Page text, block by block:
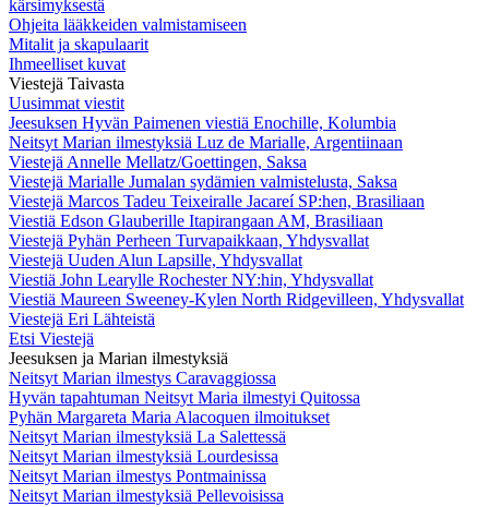
kärsimyksestä
Ohjeita lääkkeiden valmistamiseen
Mitalit ja skapulaarit
Ihmeelliset kuvat
Viestejä Taivasta
Uusimmat viestit
Jeesuksen Hyvän Paimenen viestiä Enochille, Kolumbia
Neitsyt Marian ilmestyksiä Luz de Marialle, Argentiinaan
Viestejä Annelle Mellatz/Goettingen, Saksa
Viestejä Marialle Jumalan sydämien valmistelusta, Saksa
Viestejä Marcos Tadeu Teixeiralle Jacareí SP:hen, Brasiliaan
Viestiä Edson Glauberille Itapirangaan AM, Brasiliaan
Viestejä Pyhän Perheen Turvapaikkaan, Yhdysvallat
Viestejä Uuden Alun Lapsille, Yhdysvallat
Viestiä John Learylle Rochester NY:hin, Yhdysvallat
Viestiä Maureen Sweeney-Kylen North Ridgevilleen, Yhdysvallat
Viestejä Eri Lähteistä
Etsi Viestejä
Jeesuksen ja Marian ilmestyksiä
Neitsyt Marian ilmestys Caravaggiossa
Hyvän tapahtuman Neitsyt Maria ilmestyi Quitossa
Pyhän Margareta Maria Alacoquen ilmoitukset
Neitsyt Marian ilmestyksiä La Salettessä
Neitsyt Marian ilmestyksiä Lourdesissa
Neitsyt Marian ilmestys Pontmainissa
Neitsyt Marian ilmestyksiä Pellevoisissa